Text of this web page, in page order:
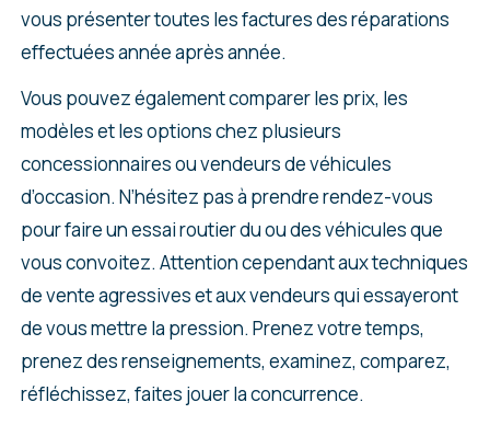
vous présenter toutes les factures des réparations
effectuées année après année.
Vous pouvez également comparer les prix, les
modèles et les options chez plusieurs
concessionnaires ou vendeurs de véhicules
d’occasion. N’hésitez pas à prendre rendez-vous
pour faire un essai routier du ou des véhicules que
vous convoitez. Attention cependant aux techniques
de vente agressives et aux vendeurs qui essayeront
de vous mettre la pression. Prenez votre temps,
prenez des renseignements, examinez, comparez,
réfléchissez, faites jouer la concurrence.